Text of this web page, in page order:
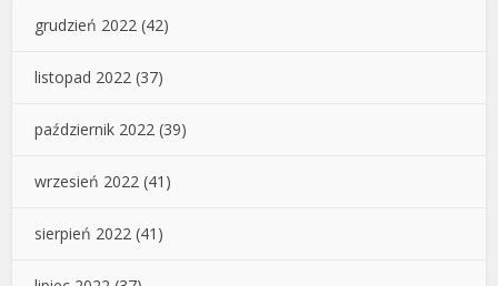
grudzień 2022 (42)
listopad 2022 (37)
październik 2022 (39)
wrzesień 2022 (41)
sierpień 2022 (41)